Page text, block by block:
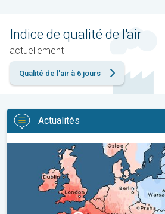
Indice de qualité de l'air
actuellement
Qualité de l'air à 6 jours
Actualités
Grands contrastes météo en juillet. En